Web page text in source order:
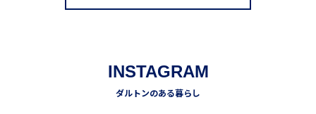
INSTAGRAM
ダルトンのある暮らし